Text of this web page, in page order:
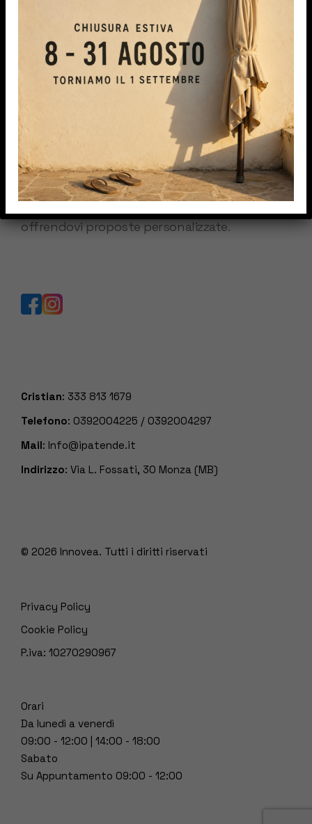
IPA TENDE S.r.l.s.
Con l’esperienza maturata siamo in grado di
proporvi e consigliarvi i migliori prodotti del
offrendovi proposte personalizzate.
Cristian: 333 813 1679
Telefono: 0392004225 / 0392004297
Mail: Info@ipatende.it
Indirizzo: Via L. Fossati, 30 Monza (MB)
© 2026 Innovea. Tutti i diritti riservati
Privacy Policy
Cookie Policy
P.iva: 10270290967
Orari
Da lunedì a venerdì
09:00 - 12:00 | 14:00 - 18:00
Sabato
Su Appuntamento 09:00 - 12:00